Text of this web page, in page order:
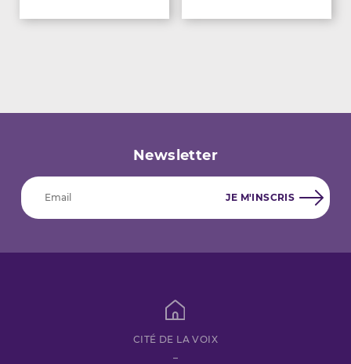
Newsletter
CITÉ DE LA VOIX
–